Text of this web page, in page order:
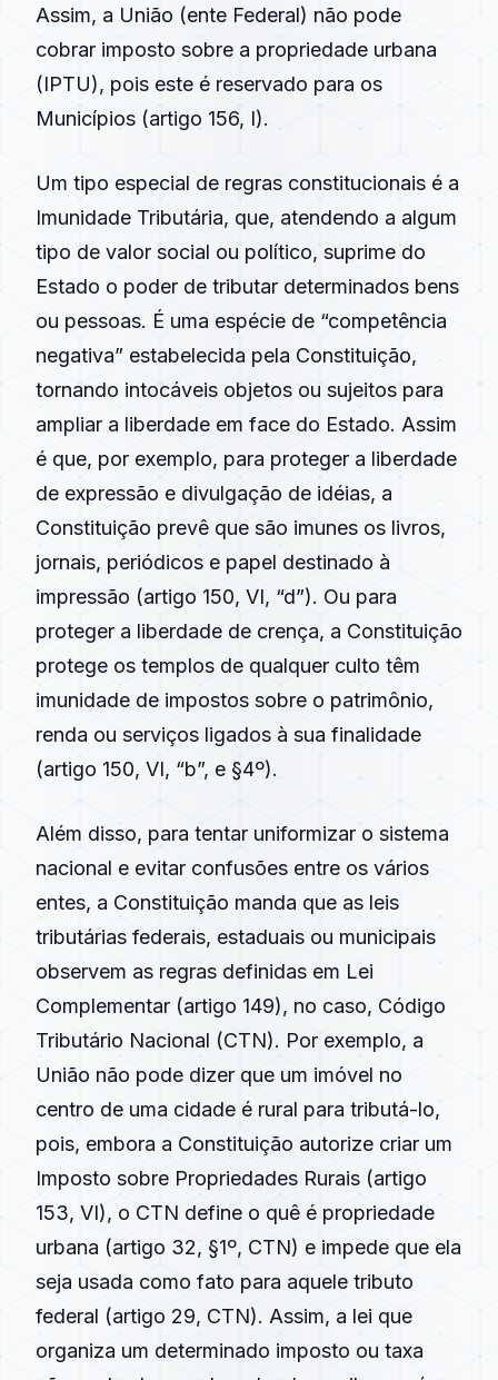
Assim, a União (ente Federal) não pode
cobrar imposto sobre a propriedade urbana
(IPTU), pois este é reservado para os
Municípios (artigo 156, I).
Um tipo especial de regras constitucionais é a
Imunidade Tributária, que, atendendo a algum
tipo de valor social ou político, suprime do
Estado o poder de tributar determinados bens
ou pessoas. É uma espécie de “competência
negativa” estabelecida pela Constituição,
tornando intocáveis objetos ou sujeitos para
ampliar a liberdade em face do Estado. Assim
é que, por exemplo, para proteger a liberdade
de expressão e divulgação de idéias, a
Constituição prevê que são imunes os livros,
jornais, periódicos e papel destinado à
impressão (artigo 150, VI, “d”). Ou para
proteger a liberdade de crença, a Constituição
protege os templos de qualquer culto têm
imunidade de impostos sobre o patrimônio,
renda ou serviços ligados à sua finalidade
(artigo 150, VI, “b”, e §4º).
Além disso, para tentar uniformizar o sistema
nacional e evitar confusões entre os vários
entes, a Constituição manda que as leis
tributárias federais, estaduais ou municipais
observem as regras definidas em Lei
Complementar (artigo 149), no caso, Código
Tributário Nacional (CTN). Por exemplo, a
União não pode dizer que um imóvel no
centro de uma cidade é rural para tributá-lo,
pois, embora a Constituição autorize criar um
Imposto sobre Propriedades Rurais (artigo
153, VI), o CTN define o quê é propriedade
urbana (artigo 32, §1º, CTN) e impede que ela
seja usada como fato para aquele tributo
federal (artigo 29, CTN). Assim, a lei que
organiza um determinado imposto ou taxa